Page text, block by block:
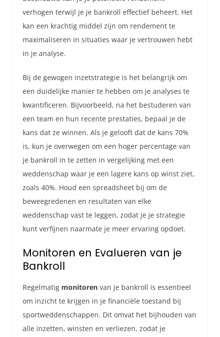
verhogen terwijl je je bankroll effectief beheert. Het
kan een krachtig middel zijn om rendement te
maximaliseren in situaties waar je vertrouwen hebt
in je analyse.
Bij de gewogen inzetstrategie is het belangrijk om
een duidelijke manier te hebben om je analyses te
kwantificeren. Bijvoorbeeld, na het bestuderen van
een team en hun recente prestaties, bepaal je de
kans dat ze winnen. Als je gelooft dat de kans 70%
is, kun je overwegen om een hoger percentage van
je bankroll in te zetten in vergelijking met een
weddenschap waar je een lagere kans op winst ziet,
zoals 40%. Houd een spreadsheet bij om de
beweegredenen en resultaten van elke
weddenschap vast te leggen, zodat je je strategie
kunt verfijnen naarmate je meer ervaring opdoet.
Monitoren en Evalueren van je
Bankroll
Regelmatig monitoren van je bankroll is essentieel
om inzicht te krijgen in je financiële toestand bij
sportweddenschappen. Dit omvat het bijhouden van
alle inzetten, winsten en verliezen, zodat je